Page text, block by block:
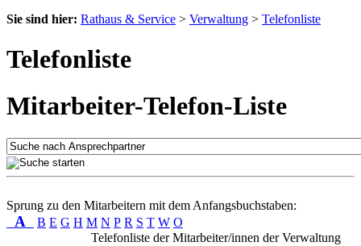
Sie sind hier: Rathaus & Service > Verwaltung > Telefonliste
Telefonliste
Mitarbeiter-Telefon-Liste
Sprung zu den Mitarbeitern mit dem Anfangsbuchstaben:
A B E G H M N P R S T W O
Telefonliste der Mitarbeiter/innen der Verwaltung